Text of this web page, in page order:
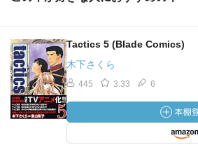
Tactics 5 (Blade Comics)
木下さくら
445 3.33 6